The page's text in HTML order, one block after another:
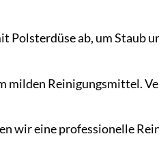
Polsterdüse ab, um Staub
milden Reinigungsmittel.
wir eine professionelle